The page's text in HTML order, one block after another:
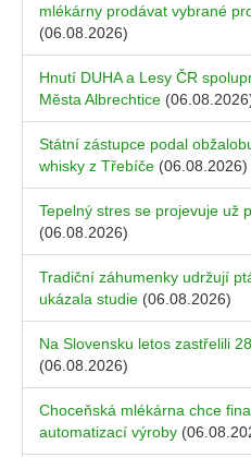
mlékárny prodávat vybrané
(06.08.2026)
Hnutí DUHA a Lesy ČR
Města Albrechtice
Státní zástupce podal
whisky z Třebíče (06.08.2026)
Tepelný stres se projevuje už
(06.08.2026)
Tradiční záhumenky udržují
ukázala studie (06.08.2026)
Na Slovensku letos zastřelili
(06.08.2026)
Choceňská mlékárna chce
automatizací výroby